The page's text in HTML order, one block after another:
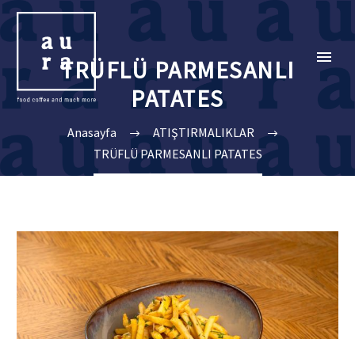
TRÜFLÜ PARMESANLI
PATATES
Anasayfa
ATIŞTIRMALIKLAR
TRÜFLÜ PARMESANLI PATATES